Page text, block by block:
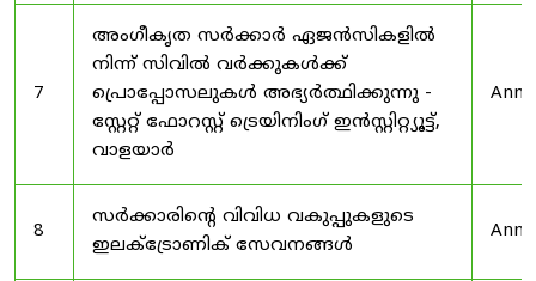
7
അംഗീകൃത സർക്കാർ ഏജൻസികളിൽ
നിന്ന് സിവിൽ വർക്കുകൾക്ക്
പ്രൊപ്പോസലുകൾ അഭ്യർത്ഥിക്കുന്നു -
സ്റ്റേറ്റ് ഫോറസ്റ്റ് ട്രെയിനിംഗ് ഇൻസ്റ്റിറ്റ്യൂട്ട്,
വാളയാർ
8
സർക്കാരിന്റെ വിവിധ വകുപ്പുകളുടെ
ഇലക്ട്രോണിക് സേവനങ്ങൾ